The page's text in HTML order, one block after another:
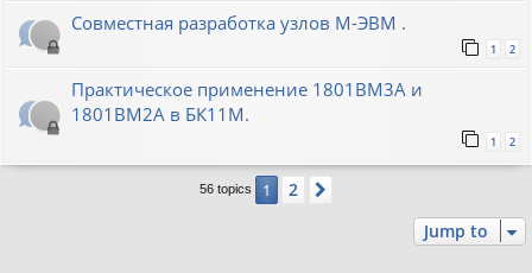
Совместная разработка узлов М-ЭВМ .
1 2
Практическое применение 1801ВМ3А и
1801ВМ2А в БК11М.
1 2
56 topics 1 2
Jump to